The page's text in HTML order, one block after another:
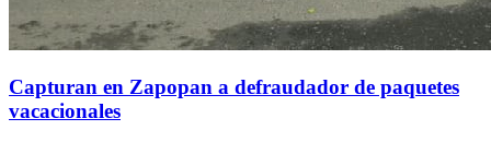
Capturan en Zapopan a defraudador de paquetes
vacacionales